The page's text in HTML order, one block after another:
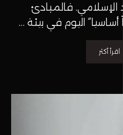
فالمبادئ
أساسيا ً اليوم في بيئة ...
اقرأ أكثر